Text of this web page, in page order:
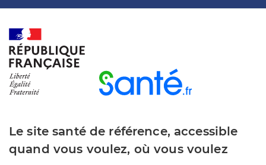
Le site santé de référence, accessible
quand vous voulez, où vous voulez